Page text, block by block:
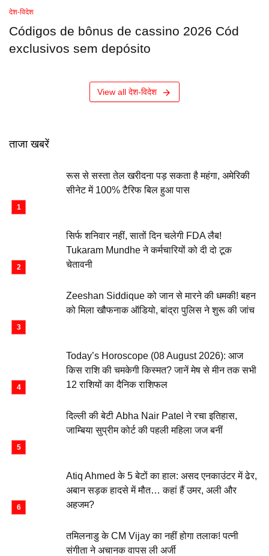
देश-विदेश
Códigos de bônus de cassino 2026 Cód
exclusivos sem depósito
View all देश-विदेश
ताजा खबरें
रूस से सस्ता तेल खरीदना पड़ सकता है महंगा, अमेरिकी
सीनेट में 100% टैरिफ बिल हुआ पास
सिर्फ शनिवार नहीं, सातों दिन चलेगी FDA लैब!
Tukaram Mundhe ने कर्मचारियों को दी दो टूक
चेतावनी
Zeeshan Siddique को जान से मारने की धमकी! बहन
को मिला खौफनाक ऑडियो, बांद्रा पुलिस ने शुरू की जांच
Today’s Horoscope (08 August 2026): आज
किस राशि की चमकेगी किस्मत? जानें मेष से मीन तक सभी
12 राशियों का दैनिक राशिफल
दिल्ली की बेटी Abha Nair Patel ने रचा इतिहास,
जाम्बिया सुप्रीम कोर्ट की पहली महिला जज बनीं
Atiq Ahmed के 5 बेटों का हाल: असद एनकाउंटर में ढेर,
अबान सड़क हादसे में मौत… कहां हैं उमर, अली और
अहजम?
तमिलनाडु के CM Vijay का नहीं होगा तलाक! पत्नी
संगीता ने अचानक वापस ली अर्जी